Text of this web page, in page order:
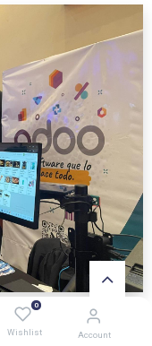
0
Wishlist Account